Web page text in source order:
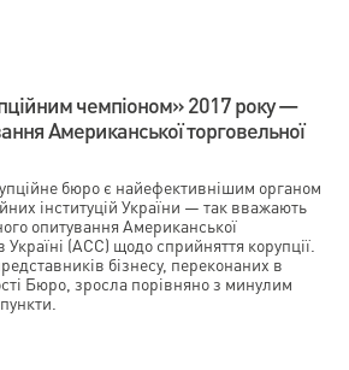
чемпіоном» 2017 року —
Американської торговельної
бюро є найефективнішим органом
інституцій України — так вважають
опитування Американської
(ACC) щодо сприйняття корупції.
бізнесу, переконаних в
Бюро, зросла порівняно з минулим